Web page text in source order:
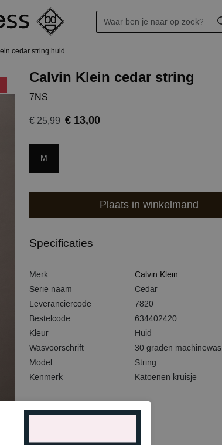
cedar string huid
Calvin Klein cedar string
7NS
€ 25,99 € 13,00
M
Plaats in winkelmand
Specificaties
Merk
Calvin Klein
Serie naam
Cedar
Leveranciercode
7820
Bestelcode
634402420
Kleur
Huid
Wasvoorschrift
30 graden machinewas
Model
String
Kenmerk
Katoenen kruisje